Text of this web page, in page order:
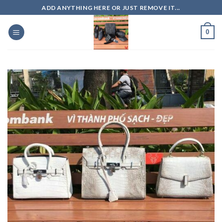
to
content
ADD ANYTHING HERE OR JUST REMOVE IT...
0